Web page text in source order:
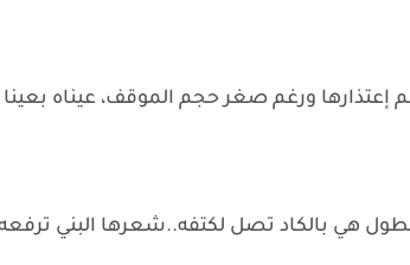
ورغم صغر حجم الموقف، عيناه بعينا
هي بالكاد تصل لكتفه..شعرها البني